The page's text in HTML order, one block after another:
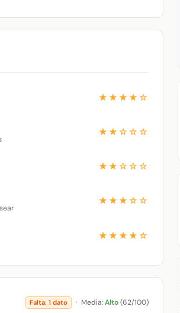
★★★★☆
★★☆☆☆
★★☆☆☆
★★★☆☆
★★★★☆
Falta: 1 dato · Media:Alto(62/100)